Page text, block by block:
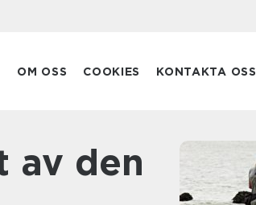
OM OSS COOKIES KONTAKTA OSS